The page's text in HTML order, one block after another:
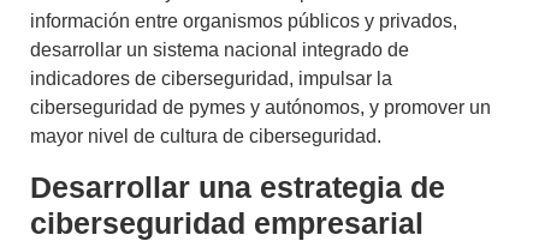
información entre organismos públicos y privados,
desarrollar un sistema nacional integrado de
indicadores de ciberseguridad, impulsar la
ciberseguridad de pymes y autónomos, y promover un
mayor nivel de cultura de ciberseguridad.
Desarrollar una estrategia de
ciberseguridad empresarial